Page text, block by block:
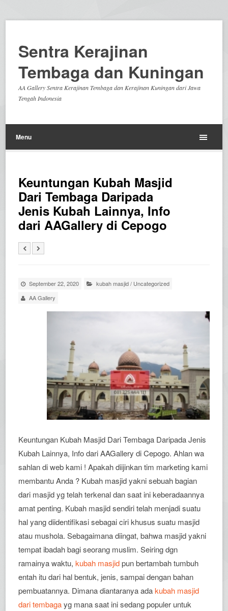
Sentra Kerajinan
Tembaga dan Kuningan
AA Gallery Sentra Kerajinan Tembaga dan Kerajinan Kuningan dari Jawa
Tengah Indonesia
Menu
Keuntungan Kubah Masjid
Dari Tembaga Daripada
Jenis Kubah Lainnya, Info
dari AAGallery di Cepogo
September 22, 2020 kubah masjid/ Uncategorized
AA Gallery
Keuntungan Kubah Masjid Dari Tembaga Daripada Jenis
Kubah Lainnya, Info dari AAGallery di Cepogo. Ahlan wa
sahlan di web kami ! Apakah diijinkan tim marketing kami
membantu Anda ? Kubah masjid yakni sebuah bagian
dari masjid yg telah terkenal dan saat ini keberadaannya
amat penting. Kubah masjid sendiri telah menjadi suatu
hal yang diidentifikasi sebagai ciri khusus suatu masjid
atau mushola. Sebagaimana diingat, bahwa masjid yakni
tempat ibadah bagi seorang muslim. Seiring dgn
ramainya waktu,kubah masjidpun bertambah tumbuh
entah itu dari hal bentuk, jenis, sampai dengan bahan
pembuatannya. Dimana diantaranya adakubah masjid
dari tembagayg mana saat ini sedang populer untuk